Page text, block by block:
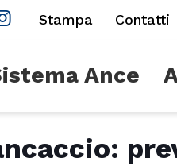
Stampa Contatti
Ance